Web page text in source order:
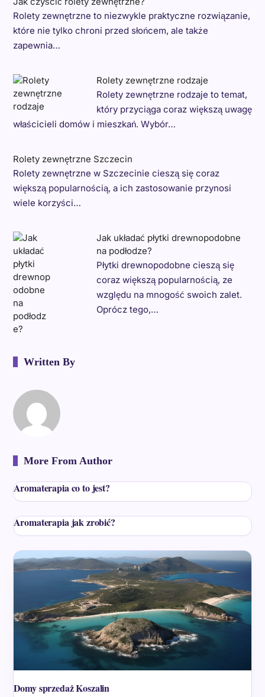
Rolety zewnętrzne to niezwykle praktyczne rozwiązanie,
które nie tylko chroni przed słońcem, ale także
zapewnia…
Rolety zewnętrzne rodzaje
Rolety zewnętrzne rodzaje to temat,
który przyciąga coraz większą uwagę
właścicieli domów i mieszkań. Wybór…
Rolety zewnętrzne Szczecin
Rolety zewnętrzne w Szczecinie cieszą się coraz
większą popularnością, a ich zastosowanie przynosi
wiele korzyści…
Jak układać płytki drewnopodobne
na podłodze?
Płytki drewnopodobne cieszą się
coraz większą popularnością, ze
względu na mnogość swoich zalet.
Oprócz tego,…
Written By
More From Author
Aromaterapia co to jest?
Aromaterapia jak zrobić?
Domy sprzedaż Koszalin